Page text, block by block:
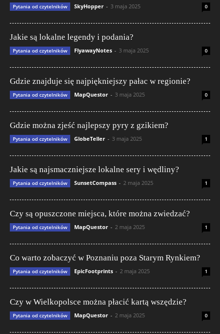
Pytania od czytelników SkyHopper - 3 maja 2025 0
Jakie są lokalne legendy i podania?
Pytania od czytelników FlyawayNotes - 3 maja 2025 0
Gdzie znajduje się najpiękniejszy pałac w regionie?
Pytania od czytelników MapQuestor - 3 maja 2025 0
Gdzie można zjeść najlepszy pyry z gzikiem?
Pytania od czytelników GlobeTeller - 3 maja 2025 1
Jakie są najsmaczniejsze lokalne sery i wędliny?
Pytania od czytelników SunsetCompass - 2 maja 2025 1
Czy są opuszczone miejsca, które można zwiedzać?
Pytania od czytelników MapQuestor - 2 maja 2025 1
Co warto zobaczyć w Poznaniu poza Starym Rynkiem?
Pytania od czytelników EpicFootprints - 2 maja 2025 1
Czy w Wielkopolsce można płacić kartą wszędzie?
Pytania od czytelników MapQuestor - 2 maja 2025 0